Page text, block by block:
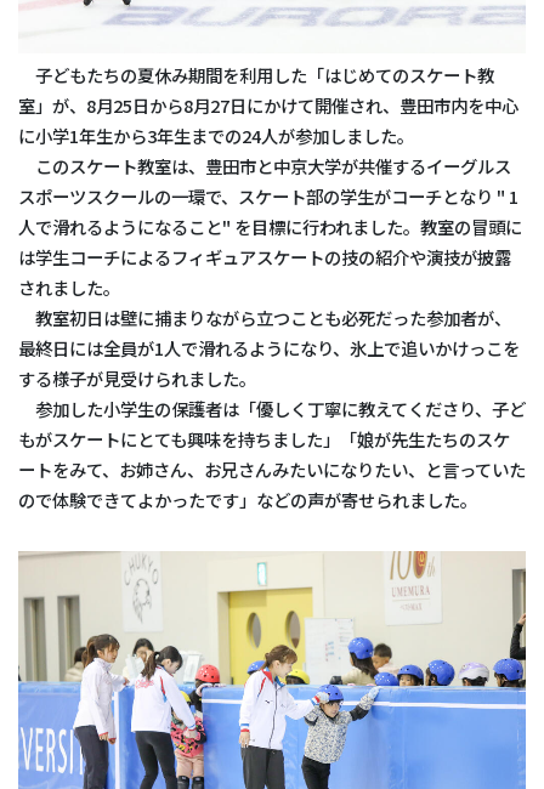
子どもたちの夏休み期間を利用した「はじめてのスケート教
室」が、8月25日から8月27日にかけて開催され、豊田市内を中心
に小学1年生から3年生までの24人が参加しました。
このスケート教室は、豊田市と中京大学が共催するイーグルス
スポーツスクールの一環で、スケート部の学生がコーチとなり " 1
人で滑れるようになること" を目標に行われました。教室の冒頭に
は学生コーチによるフィギュアスケートの技の紹介や演技が披露
されました。
教室初日は壁に捕まりながら立つことも必死だった参加者が、
最終日には全員が1人で滑れるようになり、氷上で追いかけっこを
する様子が見受けられました。
参加した小学生の保護者は「優しく丁寧に教えてくださり、子ど
もがスケートにとても興味を持ちました」「娘が先生たちのスケ
ートをみて、お姉さん、お兄さんみたいになりたい、と言っていた
ので体験できてよかったです」などの声が寄せられました。